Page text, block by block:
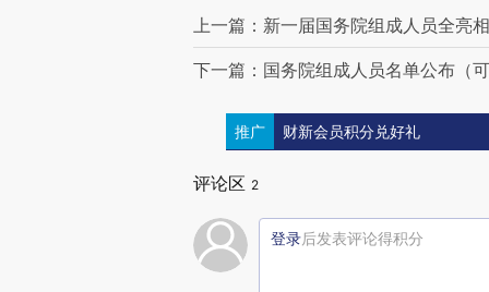
上一篇：新一届国务院组成人员全亮
下一篇：国务院组成人员名单公布（可
推广 财新会员积分兑好礼
评论区 2
登录后发表评论得积分